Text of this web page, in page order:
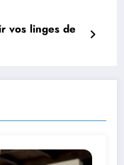
vos linges de